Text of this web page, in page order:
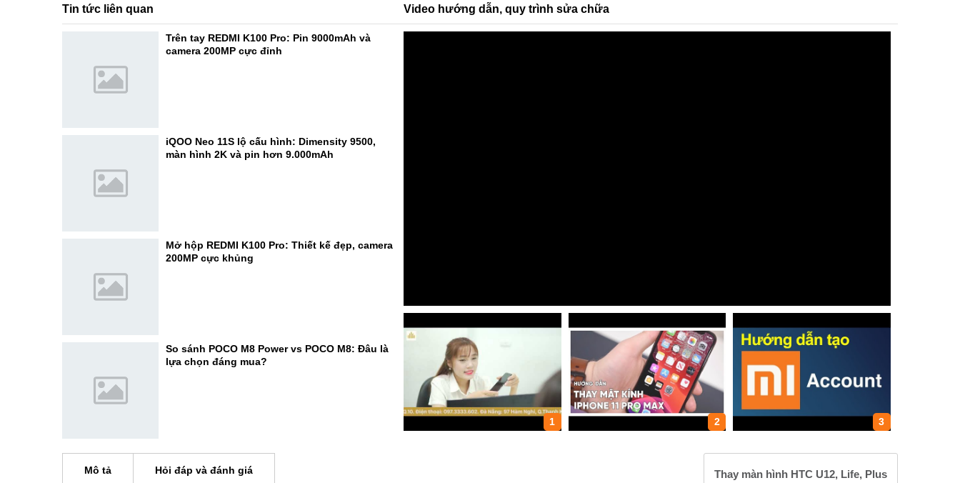
Tin tức liên quan
Trên tay REDMI K100 Pro: Pin 9000mAh và
camera 200MP cực đỉnh
iQOO Neo 11S lộ cấu hình: Dimensity 9500,
màn hình 2K và pin hơn 9.000mAh
Mở hộp REDMI K100 Pro: Thiết kế đẹp, camera
200MP cực khủng
So sánh POCO M8 Power vs POCO M8: Đâu là
lựa chọn đáng mua?
Video hướng dẫn, quy trình sửa chữa
1 2 3
Mô tả Hỏi đáp và đánh giá Thay màn hình HTC U12, Life, Plus